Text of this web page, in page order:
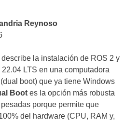
Reynoso
la instalación de ROS 2 y
LTS en una computadora
boot) que ya tiene Windows
Boot es la opción más robusta
porque permite que
del hardware (CPU, RAM y,